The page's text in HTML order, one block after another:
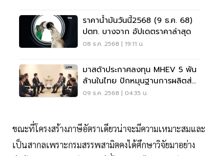
ราคาน้ำมันวันนี้2568 (9 ธ.ค. 68)
ปตท. บางจาก อัปเดตราคาล่าสุด
08 ธ.ค. 2568 | 19:11 น.
มาสด้าประกาศลงทุน MHEV 5 พัน
ล้านในไทย ปักหมุนฐานการผลิตส่ง
ออกตปท.
09 ธ.ค. 2568 | 04:35 น.
ขณะที่โครงสร้างภาษีอัตราเดียวน่าจะมีความเหมาะสมและ
เป็นสากลเพราะกรมสรรพสามิตคงได้ศึกษาวิจัยมาอย่าง